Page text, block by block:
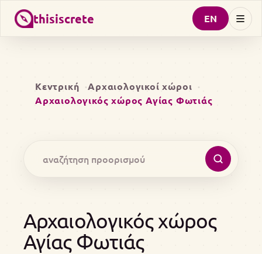
thisiscrete EN
Κεντρική
Αρχαιολογικοί χώροι
Αρχαιολογικός χώρος Αγίας Φωτιάς
Αρχαιολογικός χώρος
Αγίας Φωτιάς